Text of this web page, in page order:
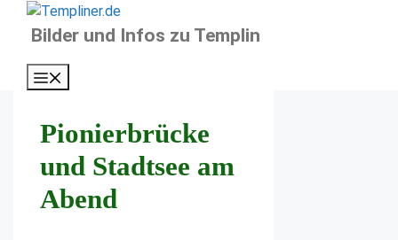
InhaltBilder und Infos zu Templin
Pionierbrücke
und Stadtsee am
Abend